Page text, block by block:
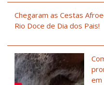
Chegaram as Cestas
Rio Doce de Dia dos Pais!
em